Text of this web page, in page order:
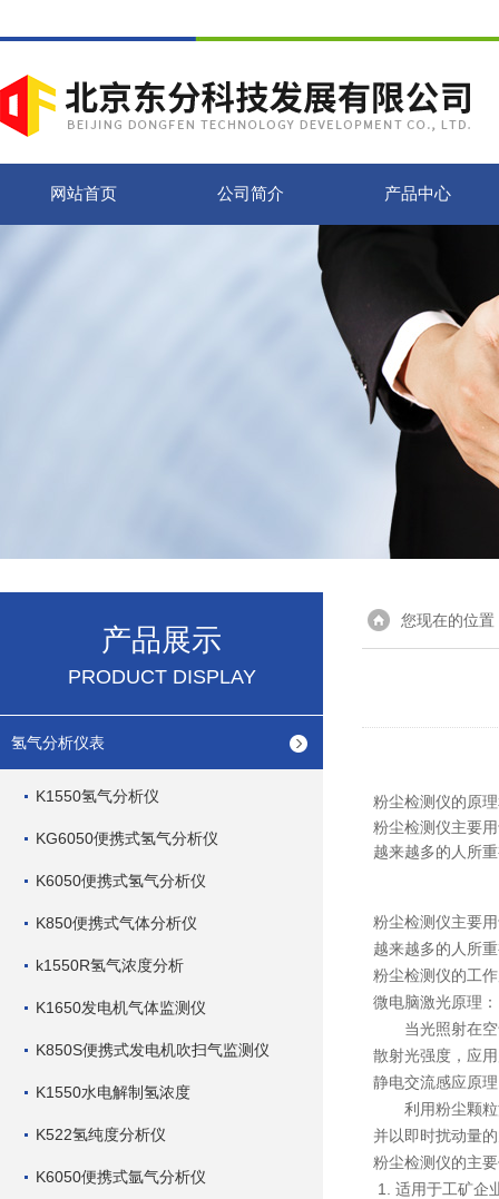
网站首页 公司简介 产品中心
产品展示
PRODUCT DISPLAY
氢气分析仪表
K1550氢气分析仪
KG6050便携式氢气分析仪
K6050便携式氢气分析仪
K850便携式气体分析仪
k1550R氢气浓度分析
K1650发电机气体监测仪
K850S便携式发电机吹扫气监测仪
K1550水电解制氢浓度
K522氢纯度分析仪
K6050便携式氩气分析仪
您现在的位置
粉尘检测仪的原
粉尘检测仪主要
越来越多的人所
粉尘检测仪主要
越来越多的人所
粉尘检测仪的工
微电脑激光原理：
当光照射在空
散射光强度，应
静电交流感应原
利用粉尘颗粒
并以即时扰动量
粉尘检测仪的主
1. 适用于工矿